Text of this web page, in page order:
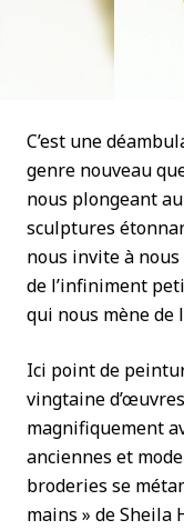
C’est une
genre nouveau
nous plongeant
sculptures
nous invite à
de l’infiniment
qui nous mène de
Ici point de
vingtaine
magnifiquement
anciennes et
broderies se
mains » de Sheila